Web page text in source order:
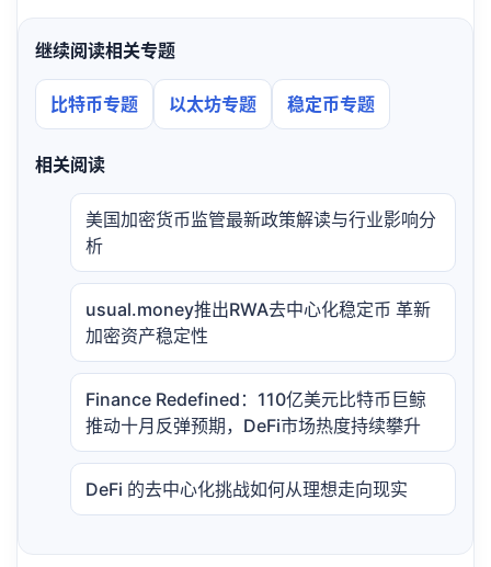
继续阅读相关专题
比特币专题 以太坊专题 稳定币专题
相关阅读
美国加密货币监管最新政策解读与行业影响分
析
usual.money推出RWA去中心化稳定币 革新
加密资产稳定性
Finance Redefined：110亿美元比特币巨鲸
推动十月反弹预期，DeFi市场热度持续攀升
DeFi 的去中心化挑战如何从理想走向现实